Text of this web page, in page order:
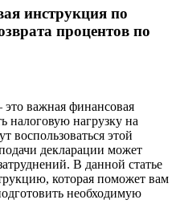
инструкция по
процентов по
это важная финансовая
налоговую нагрузку на
воспользоваться этой
декларации может
В данной статье
которая поможет вам
необходимую